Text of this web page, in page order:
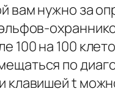
вам нужно за
100 на 100
по
клавишей t